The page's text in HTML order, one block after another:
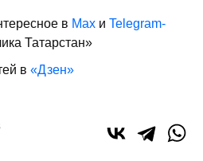
в Max и Telegram-
Татарстан»
в «Дзен»